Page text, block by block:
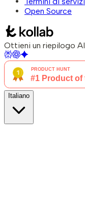
Open Source
Ottieni un riepilogo
Italiano